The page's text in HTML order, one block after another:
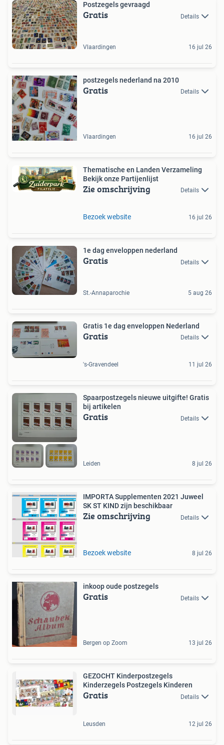
Postzegels gevraagd
Gratis Details
Vlaardingen 16 jul 26
postzegels nederland na 2010
Gratis Details
Vlaardingen 16 jul 26
Thematische en Landen Verzameling
Bekijk onze Partijenlijst
Zie omschrijving Details
Bezoek website 16 jul 26
1e dag enveloppen nederland
Gratis Details
St.-Annaparochie 5 aug 26
Gratis 1e dag enveloppen Nederland
Gratis Details
's-Gravendeel 11 jul 26
Spaarpostzegels nieuwe uitgifte! Gratis
bij artikelen
Gratis Details
Leiden 8 jul 26
IMPORTA Supplementen 2021 Juweel
SK ST KIND zijn beschikbaar
Zie omschrijving Details
Bezoek website 8 jul 26
inkoop oude postzegels
Gratis Details
Bergen op Zoom 13 jul 26
GEZOCHT Kinderpostzegels
Kinderzegels Postzegels Kinderen
Gratis Details
Leusden 12 jul 26